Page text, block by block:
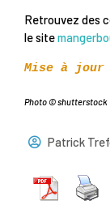
Retrouvez des
le site
Mise à jour
Photo © shutterstock
Patrick